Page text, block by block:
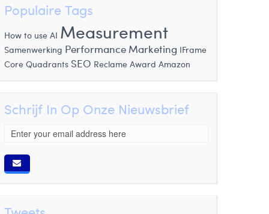
Populaire Tags
How to use AI Measurement
Samenwerking Performance Marketing IFrame
Core Quadrants SEO Reclame Award Amazon
Schrijf In Op Onze Nieuwsbrief